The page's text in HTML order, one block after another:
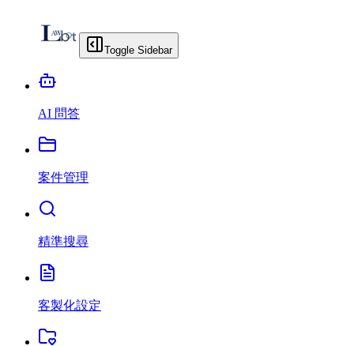
Toggle Sidebar
AI 問答
案件管理
精準搜尋
客製化設定